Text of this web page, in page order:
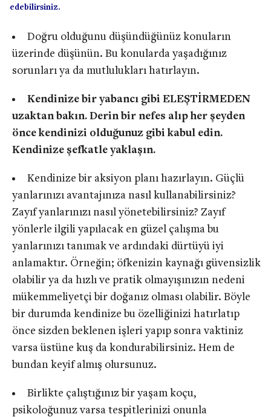
edebilirsiniz.
Doğru olduğunu düşündüğünüz konuların
üzerinde düşünün. Bu konularda yaşadığınız
sorunları ya da mutlulukları hatırlayın.
Kendinize bir yabancı gibi ELEŞTİRMEDEN
uzaktan bakın. Derin bir nefes alıp her şeyden
önce kendinizi olduğunuz gibi kabul edin.
Kendinize şefkatle yaklaşın.
Kendinize bir aksiyon planı hazırlayın. Güçlü
yanlarınızı avantajınıza nasıl kullanabilirsiniz?
Zayıf yanlarınızı nasıl yönetebilirsiniz? Zayıf
yönlerle ilgili yapılacak en güzel çalışma bu
yanlarınızı tanımak ve ardındaki dürtüyü iyi
anlamaktır. Örneğin; öfkenizin kaynağı güvensizlik
olabilir ya da hızlı ve pratik olmayışınızın nedeni
mükemmeliyetçi bir doğanız olması olabilir. Böyle
bir durumda kendinize bu özelliğinizi hatırlatıp
önce sizden beklenen işleri yapıp sonra vaktiniz
varsa üstüne kuş da kondurabilirsiniz. Hem de
bundan keyif almış olursunuz.
Birlikte çalıştığınız bir yaşam koçu,
psikoloğunuz varsa tespitlerinizi onunla